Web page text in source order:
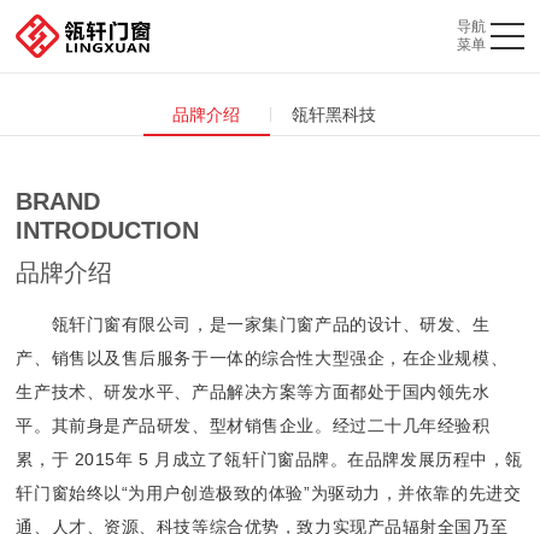
品牌介绍 瓴轩黑科技
BRAND
INTRODUCTION
品牌介绍
瓴轩门窗有限公司，是一家集门窗产品的设计、研发、生
产、销售以及售后服务于一体的综合性大型强企，在企业规模、
生产技术、研发水平、产品解决方案等方面都处于国内领先水
平。其前身是产品研发、型材销售企业。经过二十几年经验积
累，于 2015年 5 月成立了瓴轩门窗品牌。在品牌发展历程中，瓴
轩门窗始终以“为用户创造极致的体验”为驱动力，并依靠的先进交
通、人才、资源、科技等综合优势，致力实现产品辐射全国乃至